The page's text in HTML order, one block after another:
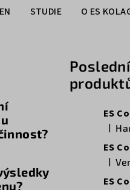
STUDIE O ES
ES
ES
ES